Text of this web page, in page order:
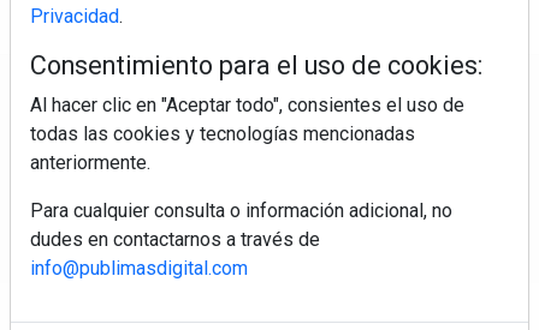
Regístrate y accede a contenidos
exclusivos
Privacidad.
Consentimiento para el uso de cookies:
Al hacer clic en "Aceptar todo", consientes el uso de
todas las cookies y tecnologías mencionadas
anteriormente.
Para cualquier consulta o información adicional, no
dudes en contactarnos a través de
info@publimasdigital.com